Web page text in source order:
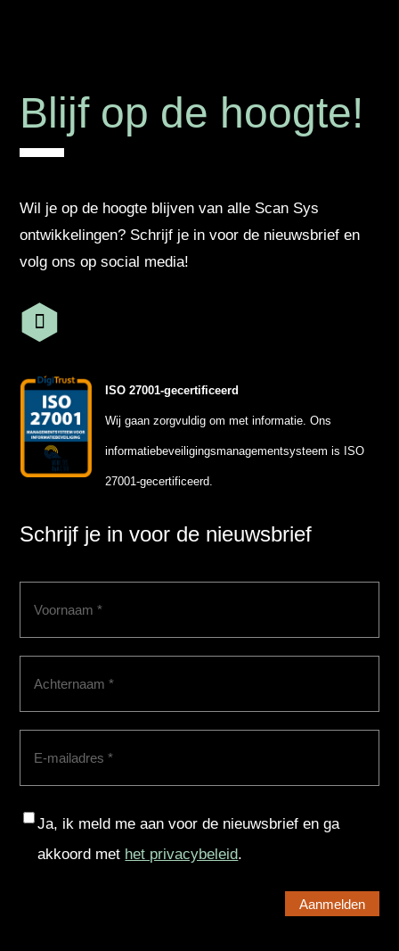
Blijf op de hoogte!
Wil je op de hoogte blijven van alle Scan Sys
ontwikkelingen? Schrijf je in voor de nieuwsbrief en
volg ons op social media!
ISO 27001-gecertificeerd
Wij gaan zorgvuldig om met informatie. Ons
informatiebeveiligingsmanagementsysteem is ISO
27001-gecertificeerd.
Schrijf je in voor de nieuwsbrief
Consent
Ja, ik meld me aan voor de nieuwsbrief en ga
akkoord met het privacybeleid.